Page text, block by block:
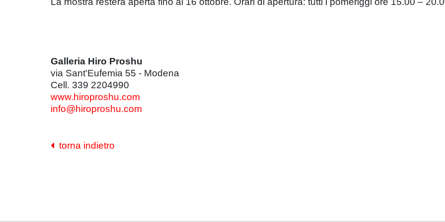
Galleria Hiro Proshu
via Sant'Eufemia 55 - Modena
Cell. 339 2204990
www.hiroproshu.com
info@hiroproshu.com
torna indietro